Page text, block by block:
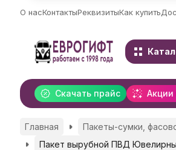
О насКонтактыРеквизитыКак купить
Скачать прайс Акции
Главная Пакеты-сумки,
Пакет вырубной ПВД